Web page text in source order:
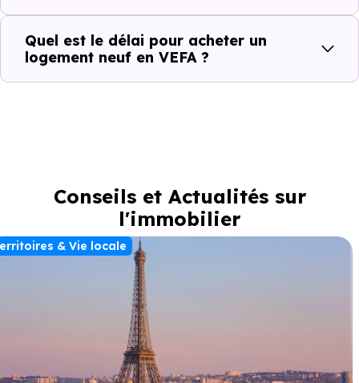
Quel est le délai pour acheter un
logement neuf en VEFA ?
Conseils et Actualités sur
l'immobilier
& Vie locale